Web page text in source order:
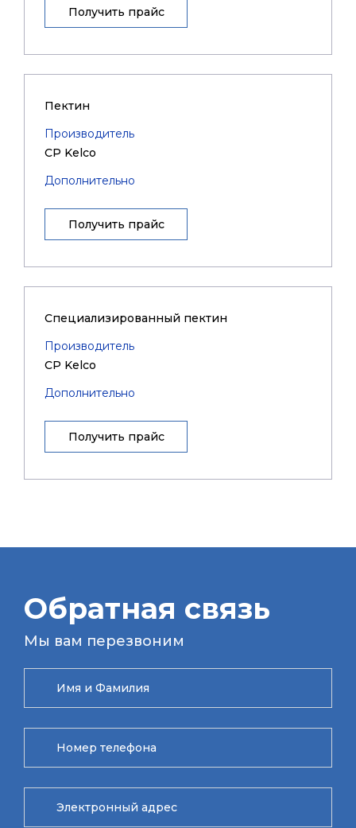
Получить прайс
Пектин
Производитель
CP Kelco
Дополнительно
Получить прайс
Специализированный пектин
Производитель
CP Kelco
Дополнительно
Получить прайс
Обратная связь
Мы вам перезвоним